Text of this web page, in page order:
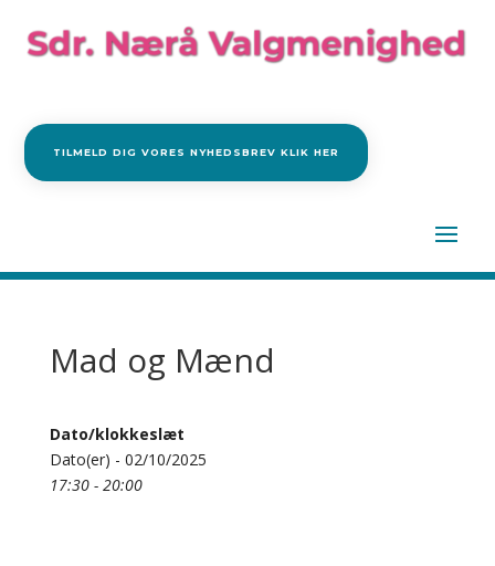
TILMELD DIG VORES NYHEDSBREV KLIK HER
Mad og Mænd
Dato/klokkeslæt
Dato(er) - 02/10/2025
17:30 - 20:00